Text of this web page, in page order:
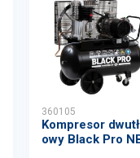
360105
Kompresor
owy Black Pro